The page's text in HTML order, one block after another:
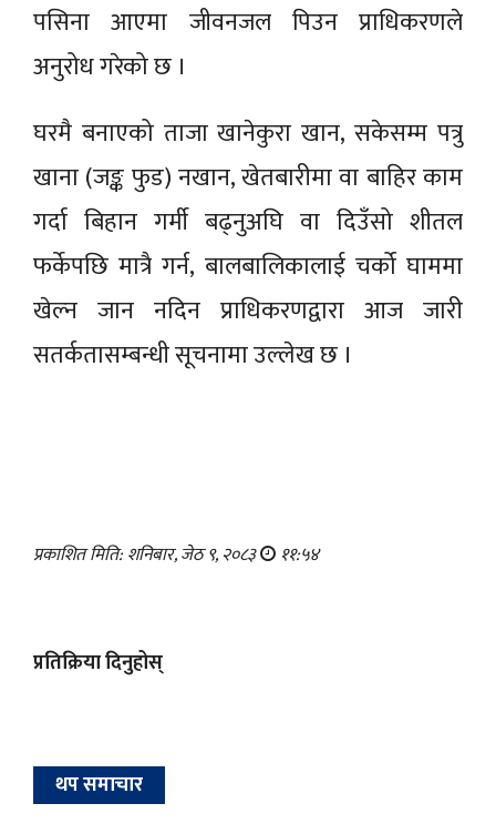
पसिना आएमा जीवनजल पिउन प्राधिकरणले
अनुरोध गरेको छ ।
घरमै बनाएको ताजा खानेकुरा खान, सकेसम्म पत्रु
खाना (जङ्क फुड) नखान, खेतबारीमा वा बाहिर काम
गर्दा बिहान गर्मी बढ्नुअघि वा दिउँसो शीतल
फर्केपछि मात्रै गर्न, बालबालिकालाई चर्को घाममा
खेल्न जान नदिन प्राधिकरणद्वारा आज जारी
सतर्कतासम्बन्धी सूचनामा उल्लेख छ ।
प्रकाशित मिति: शनिबार, जेठ ९, २०८३ ११:५४
प्रतिक्रिया दिनुहोस्
थप समाचार